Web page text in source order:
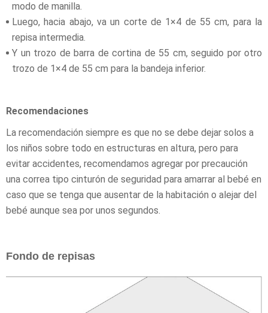
modo de manilla.
Luego, hacia abajo, va un corte de 1×4 de 55 cm, para la
repisa intermedia.
Y un trozo de barra de cortina de 55 cm, seguido por otro
trozo de 1×4 de 55 cm para la bandeja inferior.
Recomendaciones
La recomendación siempre es que no se debe dejar solos a
los niños sobre todo en estructuras en altura, pero para
evitar accidentes, recomendamos agregar por precaución
una correa tipo cinturón de seguridad para amarrar al bebé en
caso que se tenga que ausentar de la habitación o alejar del
bebé aunque sea por unos segundos.
Fondo de repisas